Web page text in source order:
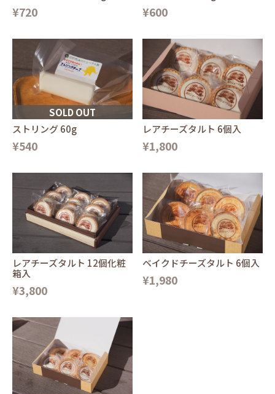
¥720 ¥600
SOLD OUT
ストリング 60g
¥540
レアチーズタルト 6個入
¥1,800
レアチーズタルト 12個化粧
箱入
¥3,800
ベイクドチーズタルト 6個入
¥1,980